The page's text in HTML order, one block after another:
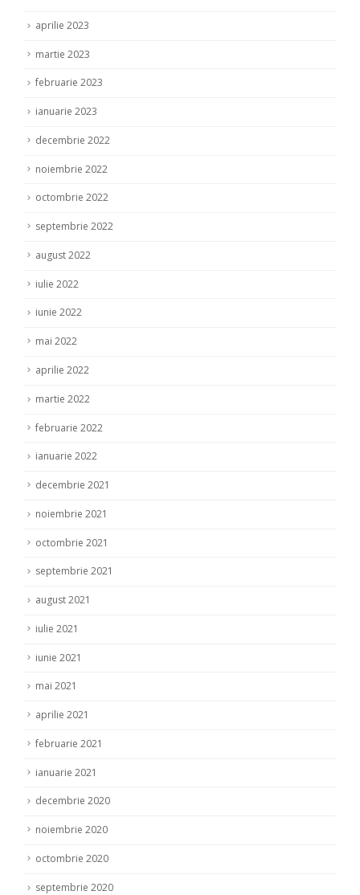
aprilie 2023
martie 2023
februarie 2023
ianuarie 2023
decembrie 2022
noiembrie 2022
octombrie 2022
septembrie 2022
august 2022
iulie 2022
iunie 2022
mai 2022
aprilie 2022
martie 2022
februarie 2022
ianuarie 2022
decembrie 2021
noiembrie 2021
octombrie 2021
septembrie 2021
august 2021
iulie 2021
iunie 2021
mai 2021
aprilie 2021
februarie 2021
ianuarie 2021
decembrie 2020
noiembrie 2020
octombrie 2020
septembrie 2020